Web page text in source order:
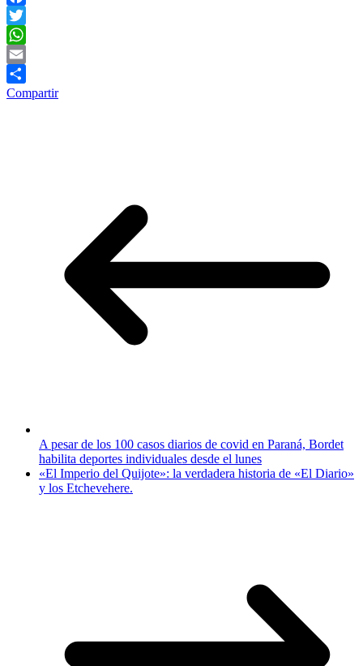
Facebook
Twitter
WhatsApp
Email
Compartir
A pesar de los 100 casos diarios de covid en Paraná, Bordet
habilita deportes individuales desde el lunes
«El Imperio del Quijote»: la verdadera historia de «El Diario»
y los Etchevehere.